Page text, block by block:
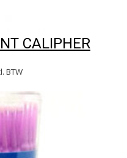
CALIPHER
BTW